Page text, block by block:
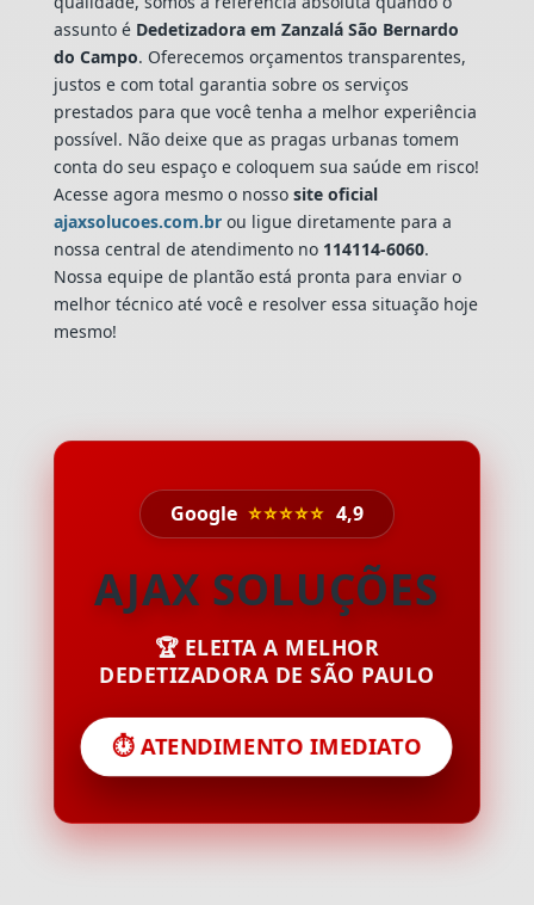
assunto é Dedetizadora em Zanzalá São Bernardo
do Campo. Oferecemos orçamentos transparentes,
justos e com total garantia sobre os serviços
prestados para que você tenha a melhor experiência
possível. Não deixe que as pragas urbanas tomem
conta do seu espaço e coloquem sua saúde em risco!
Acesse agora mesmo o nossosite oficial
ajaxsolucoes.com.brou ligue diretamente para a
nossa central de atendimento no 114114-6060.
Nossa equipe de plantão está pronta para enviar o
melhor técnico até você e resolver essa situação hoje
mesmo!
Google ⭐⭐⭐⭐⭐ 4,9
AJAX SOLUÇÕES
🏆 ELEITA A MELHOR
DEDETIZADORA DE SÃO PAULO
⏱️ ATENDIMENTO IMEDIATO